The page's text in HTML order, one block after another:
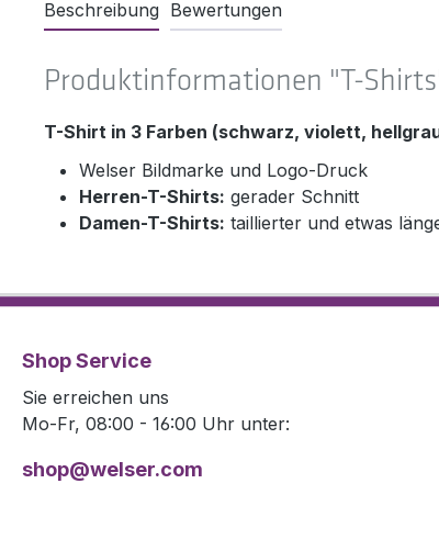
Beschreibung Bewertungen
Produktinformationen "T-
T-Shirt in 3 Farben (schwarz, violett,
Welser Bildmarke und Logo-Druck
Herren-T-Shirts: gerader Schnitt
Damen-T-Shirts: taillierter und etwas
Shop Service
Sie erreichen uns
Mo-Fr, 08:00 - 16:00 Uhr unter:
shop@welser.com